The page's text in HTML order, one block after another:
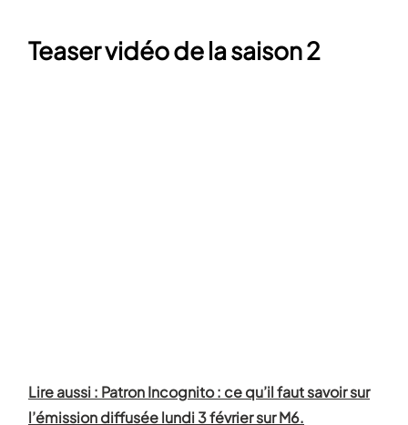
Teaser vidéo de la saison 2
Lire aussi : Patron Incognito : ce qu’il faut savoir sur
l’émission diffusée lundi 3 février sur M6.